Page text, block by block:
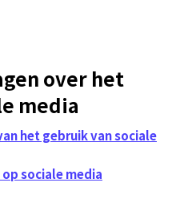
over het
media
het gebruik van sociale
sociale media